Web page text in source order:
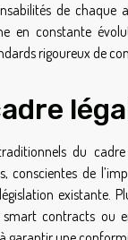
de chaque
en constante
rigoureux de
du
de
existante.
contracts ou